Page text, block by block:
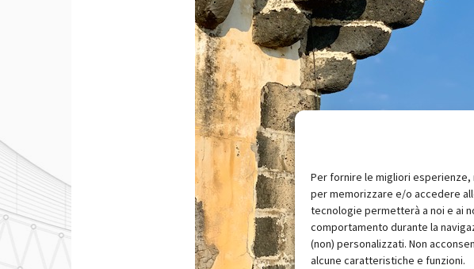
Per fornire le migliori
per memorizzare e/o accedere
tecnologie permetterà a noi e ai
comportamento durante la
(non) personalizzati. Non
alcune caratteristiche e funzioni.